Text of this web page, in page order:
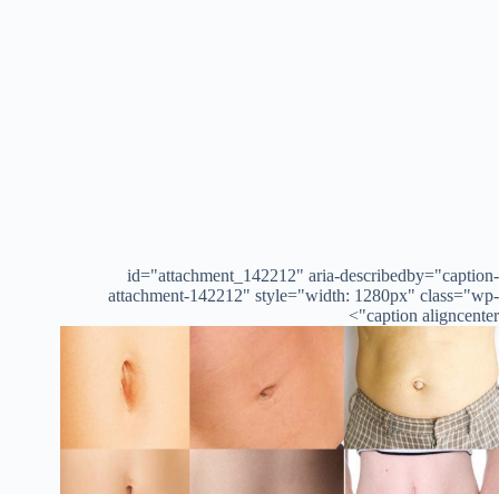
id="attachment_142212" aria-describedby="caption-
attachment-142212" style="width: 1280px" class="wp-
caption aligncenter">